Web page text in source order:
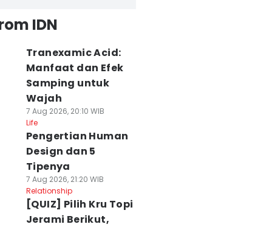
IDN
Tranexamic Acid:
Manfaat dan Efek
Samping untuk
Wajah
7 Aug 2026, 20:10 WIB
Life
Pengertian Human
Design dan 5
Tipenya
7 Aug 2026, 21:20 WIB
Relationship
[QUIZ] Pilih Kru Topi
Jerami Berikut,